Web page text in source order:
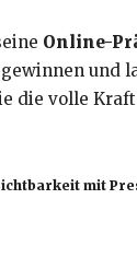
Online-
und
die volle
mit